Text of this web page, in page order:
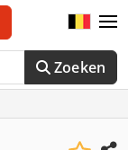
Zoeken